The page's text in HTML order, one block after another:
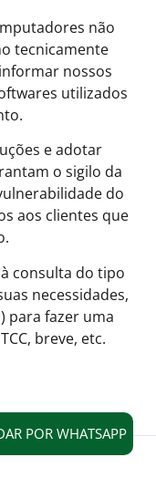
não
tecnicamente
nossos
utilizados
e adotar
o sigilo da
do
aos clientes que
consulta do tipo
necessidades,
para fazer uma
breve, etc.
POR WHATSAPP